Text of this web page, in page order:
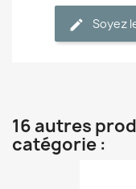
Soyez
16 autres
catégorie :